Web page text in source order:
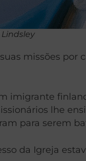
missões
imigrante
lhe
para serem
da Igreja